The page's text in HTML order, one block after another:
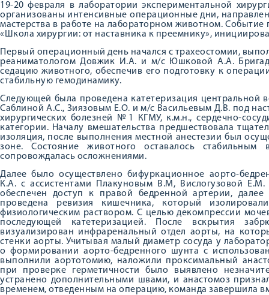
19-20 февраля в лаборатории экспериментальной
организованы интенсивные операционные дни,
мастерства в работе на лабораторном животном.
«Школа хирургии: от наставника к преемнику»,
Первый операционный день начался с трахеостомии,
реаниматологом Довжик И.А. и м/с Юшковой А.А.
седацию животного, обеспечив его подготовку к
стабильную гемодинамику.
Следующей была проведена катетеризация центральной
Саблиной А.С., Зиязовым Е.О. и м/с Васильевым Д.В. под
хирургических болезней №1 КГМУ, к.м.н., сердечно-
категории. Началу вмешательства предшествовала
изоляция, после выполнения местной анестезии был
зоне. Состояние животного оставалось
сопровождалась осложнениями.
Далее было осуществлено бифуркационное аорто-
К.А. с ассистентами Плакуновым В.М, Вислогузовой
обеспечен доступ к правой бедренной артерии,
проведена ревизия кишечника, который
физиологическим раствором. С целью декомпрессии
последующей катетеризацией. После вскрытия
визуализирован инфраренальный отдел аорты, на
стенки аорты. Учитывая малый диаметр сосуда у
о формировании аорто-бедренного шунта с
выполнили аортотомию, наложили проксимальный
при проверке герметичности было выявлено
устранено дополнительными швами, и анастомоз
временем, отведенным на операцию, команда завершила